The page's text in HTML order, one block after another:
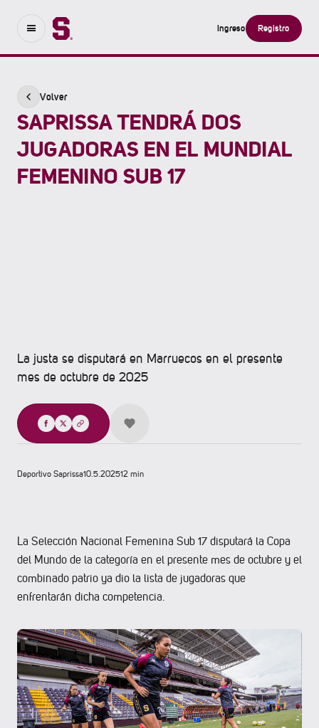
Ingreso Registro
Volver
SAPRISSA TENDRÁ DOS
JUGADORAS EN EL MUNDIAL
FEMENINO SUB 17
La justa se disputará en Marruecos en el presente
mes de octubre de 2025
Compartir
Deportivo Saprissa10.5.202512 min
La Selección Nacional Femenina Sub 17 disputará la Copa
del Mundo de la categoría en el presente mes de octubre y el
combinado patrio ya dio la lista de jugadoras que
enfrentarán dicha competencia.